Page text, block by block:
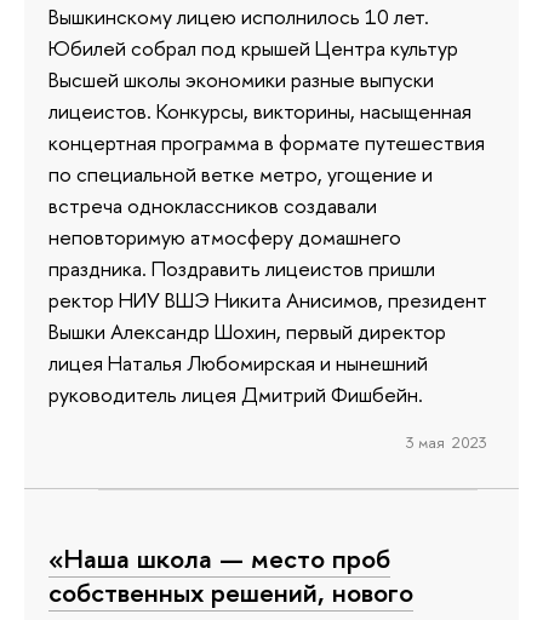
Вышкинскому лицею исполнилось 10 лет.
Юбилей собрал под крышей Центра культур
Высшей школы экономики разные выпуски
лицеистов. Конкурсы, викторины, насыщенная
концертная программа в формате путешествия
по специальной ветке метро, угощение и
встреча одноклассников создавали
неповторимую атмосферу домашнего
праздника. Поздравить лицеистов пришли
ректор НИУ ВШЭ Никита Анисимов, президент
Вышки Александр Шохин, первый директор
лицея Наталья Любомирская и нынешний
руководитель лицея Дмитрий Фишбейн.
3 мая 2023
«Наша школа — место проб
собственных решений, нового